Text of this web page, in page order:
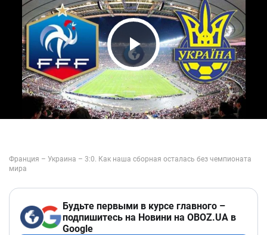
Play Video
Будьте первыми в курсе главного –
подпишитесь на Новини на OBOZ.UA в
Google